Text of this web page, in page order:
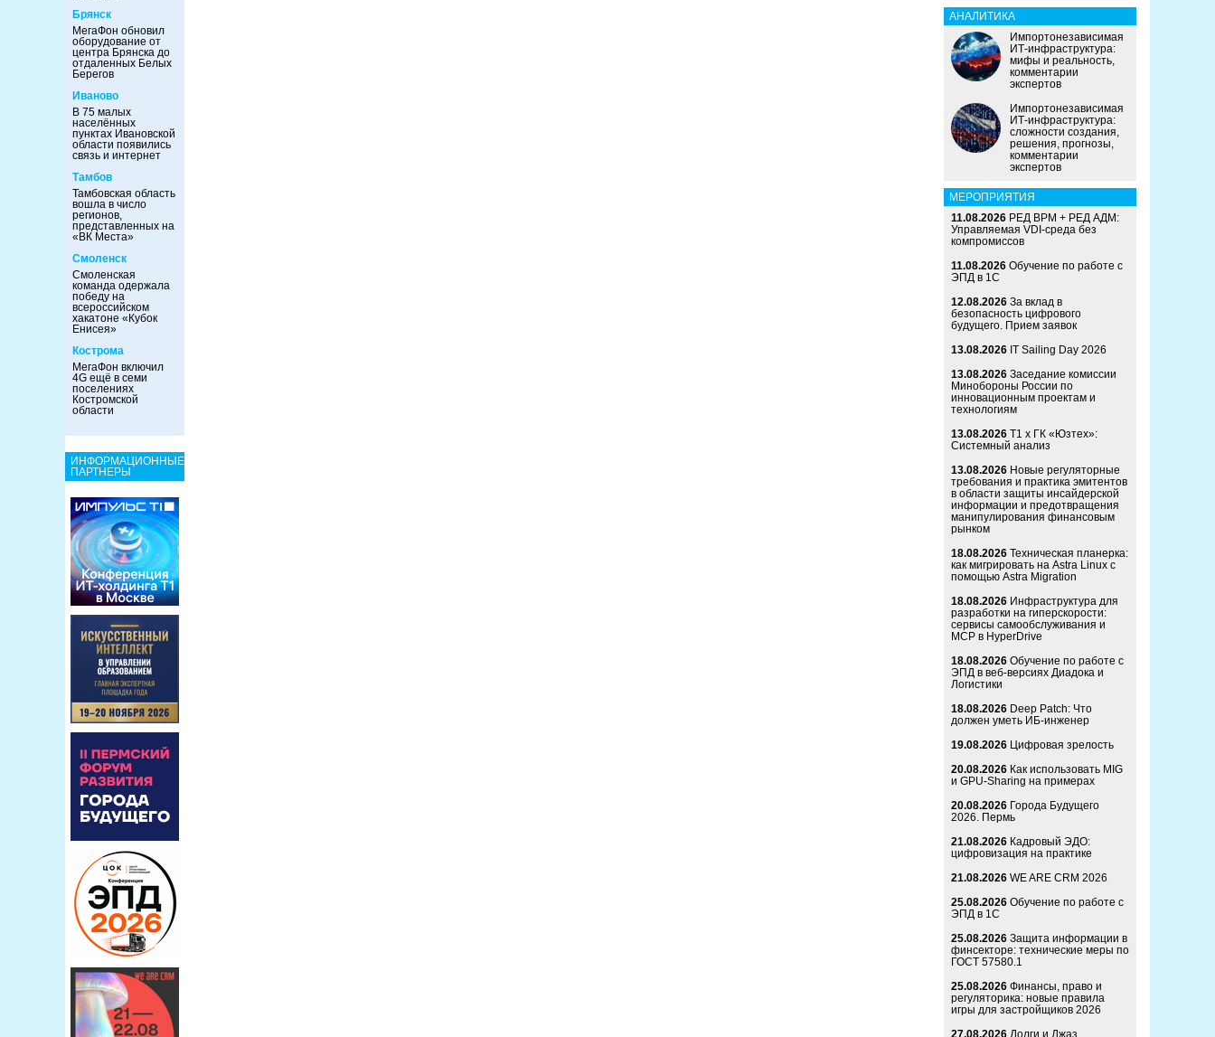
Брянск
МегаФон обновил
оборудование от
центра Брянска до
отдаленных Белых
Берегов
Иваново
В 75 малых
населённых
пунктах Ивановской
области появились
связь и интернет
Тамбов
Тамбовская область
вошла в число
регионов,
представленных на
«ВК Места»
Смоленск
Смоленская
команда одержала
победу на
всероссийском
хакатоне «Кубок
Енисея»
Кострома
МегаФон включил
4G ещё в семи
поселениях
Костромской
области
ИНФОРМАЦИОННЫЕ
ПАРТНЕРЫ
АНАЛИТИКА
Импортонезависимая
ИТ-инфраструктура:
мифы и реальность,
комментарии
экспертов
Импортонезависимая
ИТ-инфраструктура:
сложности создания,
решения, прогнозы,
комментарии
экспертов
МЕРОПРИЯТИЯ
11.08.2026 РЕД ВРМ + РЕД АДМ:
Управляемая VDI-среда без
компромиссов
11.08.2026 Обучение по работе с
ЭПД в 1С
12.08.2026 За вклад в
безопасность цифрового
будущего. Прием заявок
13.08.2026 IT Sailing Day 2026
13.08.2026 Заседание комиссии
Минобороны России по
инновационным проектам и
технологиям
13.08.2026 Т1 x ГК «Юзтех»:
Системный анализ
13.08.2026 Новые регуляторные
требования и практика эмитентов
в области защиты инсайдерской
информации и предотвращения
манипулирования финансовым
рынком
18.08.2026 Техническая планерка:
как мигрировать на Astra Linux с
помощью Astra Migration
18.08.2026 Инфраструктура для
разработки на гиперскорости:
сервисы самообслуживания и
MCP в HyperDrive
18.08.2026 Обучение по работе с
ЭПД в веб-версиях Диадока и
Логистики
18.08.2026 Deep Patch: Что
должен уметь ИБ-инженер
19.08.2026 Цифровая зрелость
20.08.2026 Как использовать MIG
и GPU-Sharing на примерах
20.08.2026 Города Будущего
2026. Пермь
21.08.2026 Кадровый ЭДО:
цифровизация на практике
21.08.2026 WE ARE CRM 2026
25.08.2026 Обучение по работе с
ЭПД в 1С
25.08.2026 Защита информации в
финсекторе: технические меры по
ГОСТ 57580.1
25.08.2026 Финансы, право и
регуляторика: новые правила
игры для застройщиков 2026